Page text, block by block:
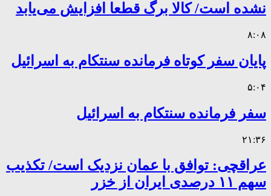
نشده است/ کالا برگ قطعا افزایش می‌یابد
۸:۰۸
پایان سفر کوتاه فرمانده سنتکام به اسرائیل
۵:۰۴
سفر فرمانده سنتکام به اسرائیل
۲۱:۳۶
عراقچی: توافق با عمان نزدیک است/ تکذیب
سهم ۱۱ درصدی ایران از خزر